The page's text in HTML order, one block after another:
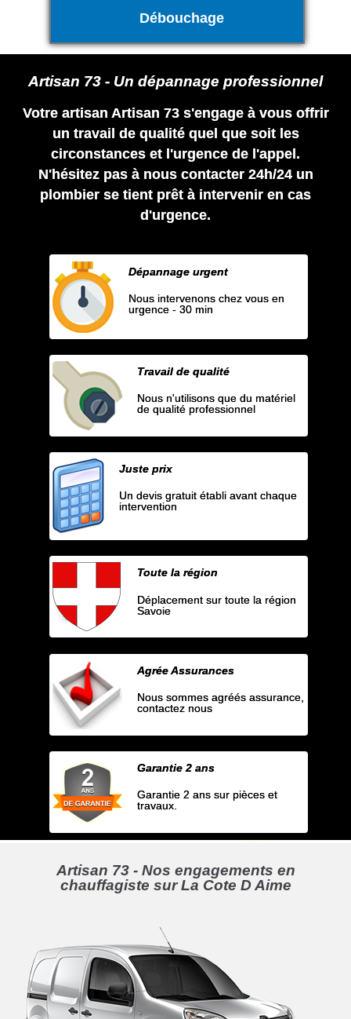
Débouchage
Artisan 73 - Un dépannage professionnel
Votre artisan Artisan 73 s'engage à vous offrir
un travail de qualité quel que soit les
circonstances et l'urgence de l'appel.
N'hésitez pas à nous contacter 24h/24 un
plombier se tient prêt à intervenir en cas
d'urgence.
Dépannage urgent
Nous intervenons chez vous en
urgence - 30 min
Travail de qualité
Nous n'utilisons que du matériel
de qualité professionnel
Juste prix
Un devis gratuit établi avant chaque
intervention
Toute la région
Déplacement sur toute la région
Savoie
Agrée Assurances
Nous sommes agréés assurance,
contactez nous
Garantie 2 ans
Garantie 2 ans sur pièces et
travaux.
Artisan 73 - Nos engagements en
chauffagiste sur La Cote D Aime